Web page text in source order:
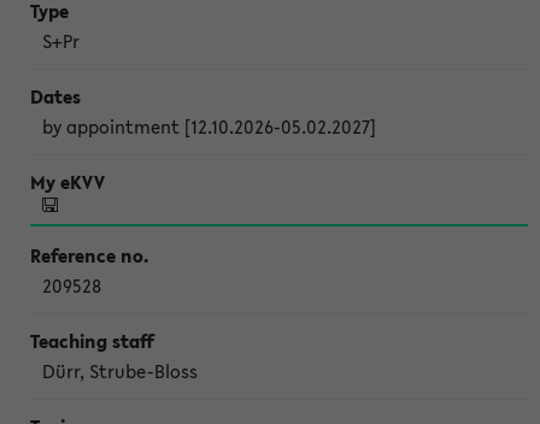
S+Pr
by appointment [12.10.2026-05.02.2027]
209528
Dürr, Strube-Bloss